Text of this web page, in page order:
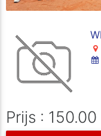
Prijs : 150.00